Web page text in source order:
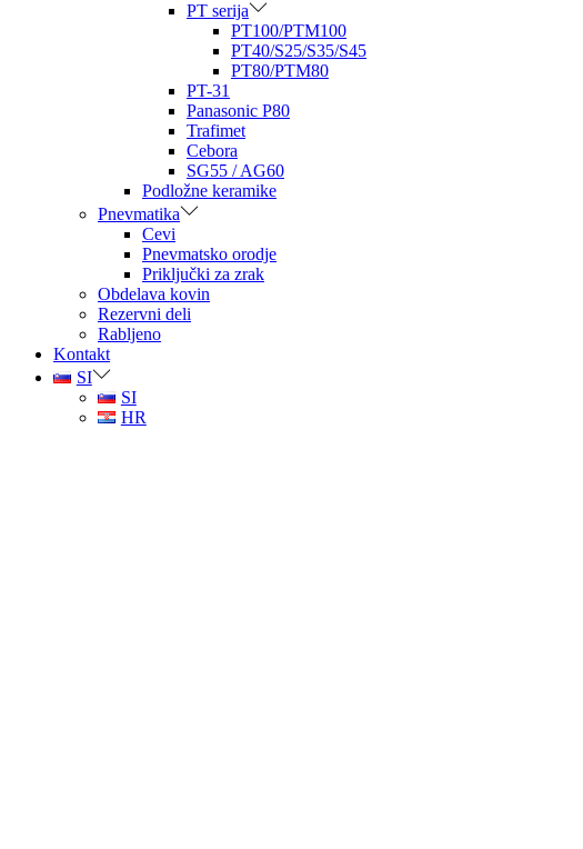
PT serija
PT100/PTM100
PT40/S25/S35/S45
PT80/PTM80
PT-31
Panasonic P80
Trafimet
Cebora
SG55 / AG60
Podložne keramike
Pnevmatika
Cevi
Pnevmatsko orodje
Priključki za zrak
Obdelava kovin
Rezervni deli
Rabljeno
Kontakt
SI
SI
HR